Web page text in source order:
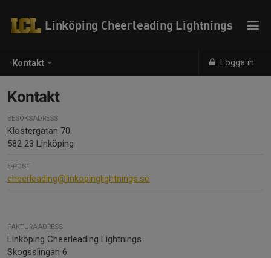
Kontakt Logga in
Linköping Cheerleading Lightnings
Kontakt
BESÖKSADRESS
Klostergatan 70
582 23 Linköping
E-POST
cheerleading@linkopinglightnings.se
FAKTURAADRESS
Linköping Cheerleading Lightnings
Skogsslingan 6